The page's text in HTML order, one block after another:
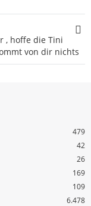
, hoffe die Tini
von dir nichts
479
42
26
169
109
6.478